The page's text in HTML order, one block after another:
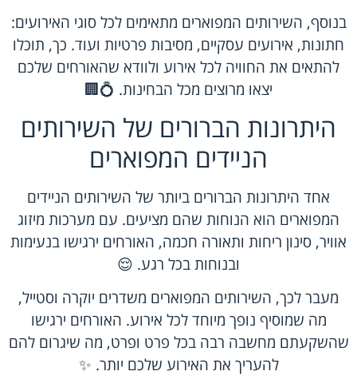
בנוסף, השירותים המפוארים מתאימים לכל סוגי האירועים:
חתונות, אירועים עסקיים, מסיבות פרטיות ועוד. כך, תוכלו
להתאים את החוויה לכל אירוע ולוודא שהאורחים שלכם
יצאו מרוצים מכל הבחינות. 💍🏢
היתרונות הברורים של השירותים
הניידים המפוארים
אחד היתרונות הברורים ביותר של השירותים הניידים
המפוארים הוא הנוחות שהם מציעים. עם מערכות מיזוג
אוויר, סינון ריחות ותאורה חכמה, האורחים ירגישו בנעימות
ובנוחות בכל רגע. 😌
מעבר לכך, השירותים המפוארים משדרים יוקרה וסטייל,
מה שמוסיף נופך מיוחד לכל אירוע. האורחים ירגישו
שהשקעתם מחשבה רבה בכל פרט ופרט, מה שיגרום להם
להעריך את האירוע שלכם יותר. ✨